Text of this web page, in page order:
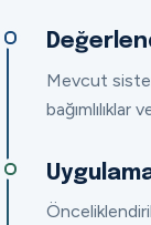
Mevcut
bağımlılıklar